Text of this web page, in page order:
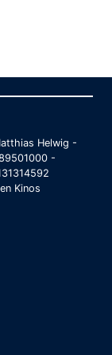
Helwig -
-
Kinos